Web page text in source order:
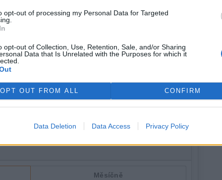
opt-out of processing my Personal Data for Targeted
opt-out of Collection, Use, Retention, Sale, and/or Sharing
Data that Is Unrelated with the Purposes for which it
OPT OUT FROM ALL CONFIRM
Data Deletion Data Access Privacy Policy
Praha
Přírodovědecká fakulta Univerzity Karlovy,
ekologie lesa, Lesnická a dřevařská fakulta České